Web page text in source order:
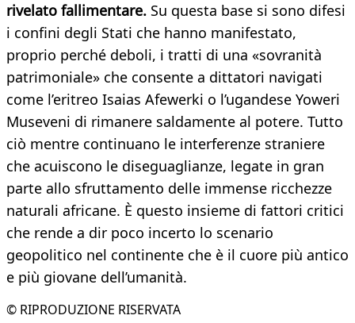
rivelato fallimentare. Su questa base si sono difesi
i confini degli Stati che hanno manifestato,
proprio perché deboli, i tratti di una «sovranità
patrimoniale» che consente a dittatori navigati
come l’eritreo Isaias Afewerki o l’ugandese Yoweri
Museveni di rimanere saldamente al potere. Tutto
ciò mentre continuano le interferenze straniere
che acuiscono le diseguaglianze, legate in gran
parte allo sfruttamento delle immense ricchezze
naturali africane. È questo insieme di fattori critici
che rende a dir poco incerto lo scenario
geopolitico nel continente che è il cuore più antico
e più giovane dell’umanità.
© RIPRODUZIONE RISERVATA